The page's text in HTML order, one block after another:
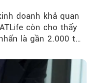
doanh khả quan
còn cho thấy
là gần 2.000 tỷ